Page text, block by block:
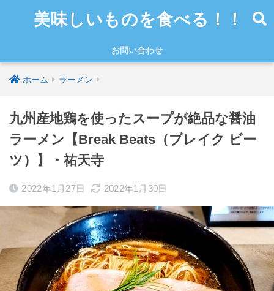
美味しいものを食べる！！
お問い合わせ
ホーム ラーメン
九州産地鶏を使ったスープが絶品な醤油
ラーメン【Break Beats（ブレイク ビー
ツ）】・祐天寺
2022年1月27日 2022年1月30日